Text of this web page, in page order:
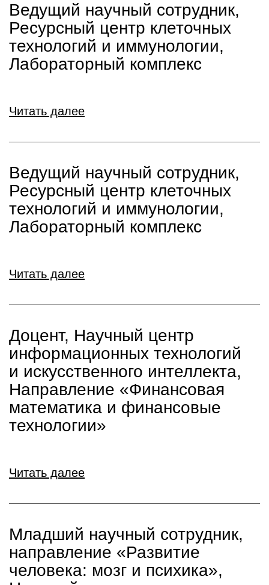
Ведущий научный сотрудник,
Ресурсный центр клеточных
технологий и иммунологии,
Лабораторный комплекс
Читать далее
Ведущий научный сотрудник,
Ресурсный центр клеточных
технологий и иммунологии,
Лабораторный комплекс
Читать далее
Доцент, Научный центр
информационных технологий
и искусственного интеллекта,
Направление «Финансовая
математика и финансовые
технологии»
Читать далее
Младший научный сотрудник,
направление «Развитие
человека: мозг и психика»,